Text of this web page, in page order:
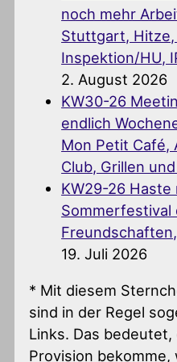
noch mehr
Stuttgart,
Inspektion/HU,
2. August 2026
KW30-26
endlich
Mon Petit Café,
Club, Grillen
KW29-26 Haste
Sommerfestival
19. Juli 2026
* Mit diesem
sind in der Regel
Links. Das bedeutet,
Provision bekomme,